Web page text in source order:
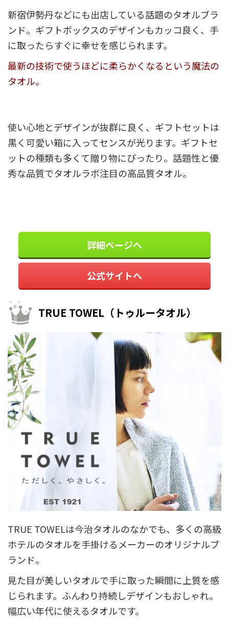
新宿伊勢丹などにも出店している話題のタオルブラ
ンド。ギフトボックスのデザインもカッコ良く、手
に取ったらすぐに幸せを感じられます。
最新の技術で使うほどに柔らかくなるという魔法の
タオル。
使い心地とデザインが抜群に良く、ギフトセットは
黒く可愛い箱に入ってセンスが光ります。ギフトセ
ットの種類も多くて贈り物にぴったり。話題性と優
秀な品質でタオルラボ注目の高品質タオル。
詳細ページへ
公式サイトへ
TRUE TOWEL（トゥルータオル）
TRUE TOWELは今治タオルのなかでも、多くの高級
ホテルのタオルを手掛けるメーカーのオリジナルブ
ランド。
見た目が美しいタオルで手に取った瞬間に上質を感
じられます。ふんわり持続しデザインもおしゃれ。
幅広い年代に使えるタオルです。